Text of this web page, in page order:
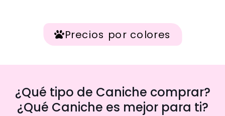
Precios por colores
¿Qué tipo de Caniche comprar?
¿Qué Caniche es mejor para ti?